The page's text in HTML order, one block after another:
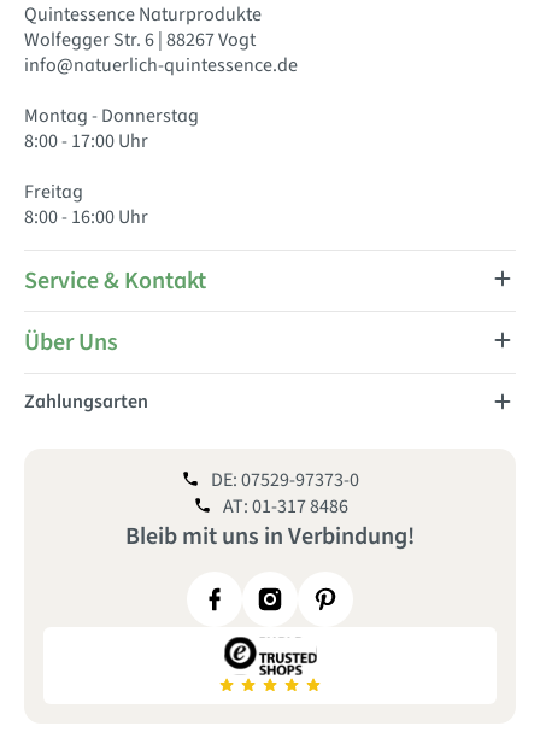
Quintessence Naturprodukte
Wolfegger Str. 6 | 88267 Vogt
info@natuerlich-quintessence.de
Montag - Donnerstag
8:00 - 17:00 Uhr
Freitag
8:00 - 16:00 Uhr
Service & Kontakt
Über Uns
Zahlungsarten
Bleib mit uns inVerbindung!
DE: 07529-97373-0
AT: 01-317 8486